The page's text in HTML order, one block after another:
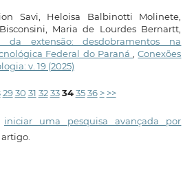
Savi, Heloisa Balbinotti Molinete,
Maria de Lourdes Bernartt,
da extensão: desdobramentos na
Federal do Paraná
,Conexões
v. 19 (2025)
29 30 31 32 33 34 35 36 > >>
iniciar uma pesquisa avançada por